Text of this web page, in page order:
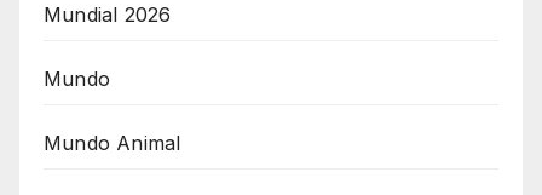
Mundial 2026
Mundo
Mundo Animal